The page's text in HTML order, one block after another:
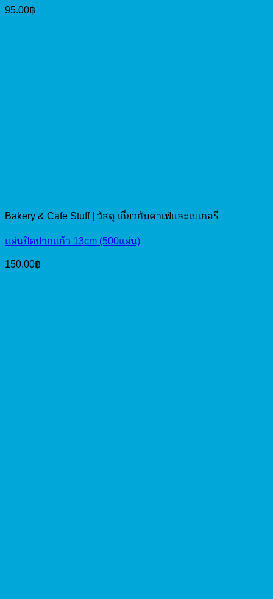
95.00฿
Bakery & Cafe Stuff | วัสดุ เกี่ยวกับคาเฟ่และเบเกอรี่
แผ่นปิดปากแก้ว 13cm (500แผ่น)
150.00฿